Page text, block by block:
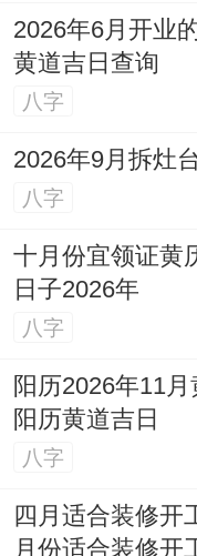
2026年6月开业
黄道吉日查询
八字
2026年9月拆灶
八字
十月份宜领证黄
日子2026年
八字
阳历2026年11
阳历黄道吉日
八字
四月适合装修开
月份适合装修开